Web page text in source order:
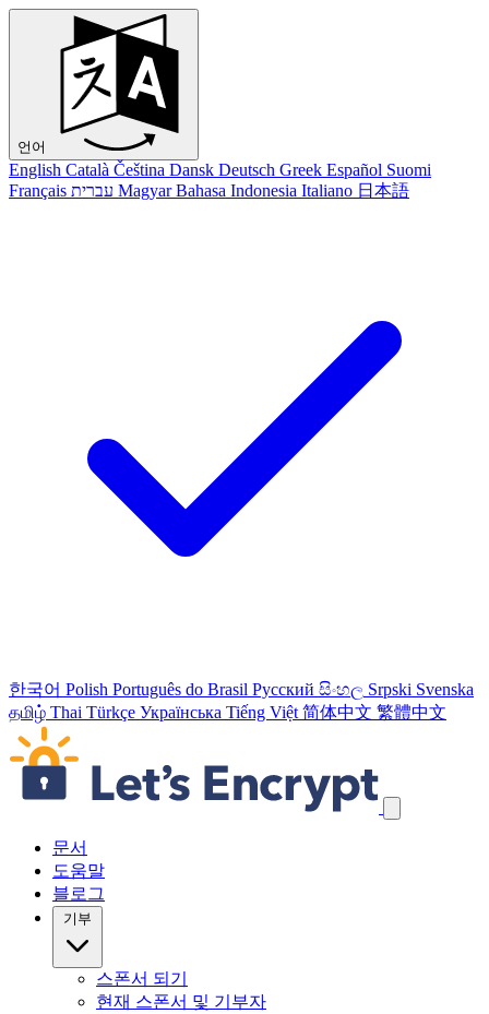
언어
English Català Čeština Dansk Deutsch Greek Español Suomi
Français עברית Magyar Bahasa Indonesia Italiano 日本語
한국어 Polish Português do Brasil Русский සිංහල Srpski Svenska
தமிழ் Thai Türkçe Українська Tiếng Việt 简体中文 繁體中文
탐색 링크 건너뛰기
문서
도움말
블로그
기부
스폰서 되기
현재 스폰서 및 기부자